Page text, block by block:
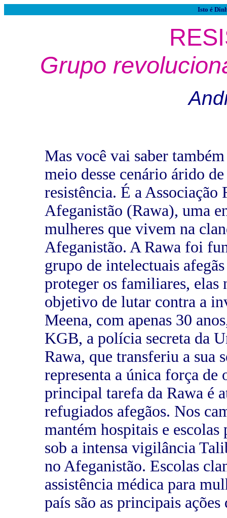
Isto é
Grupo
Mas você vai saber
meio desse cenário árido
resistência. É a
Afeganistão (Rawa), uma
mulheres que vivem na
Afeganistão. A Rawa foi
grupo de intelectuais
proteger os familiares, elas
objetivo de lutar contra a
Meena, com apenas 30
KGB, a polícia secreta da
Rawa, que transferiu a sua
representa a única força de
principal tarefa da Rawa é
refugiados afegãos. Nos
mantém hospitais e
sob a intensa vigilância
no Afeganistão. Escolas
assistência médica para
país são as principais ações